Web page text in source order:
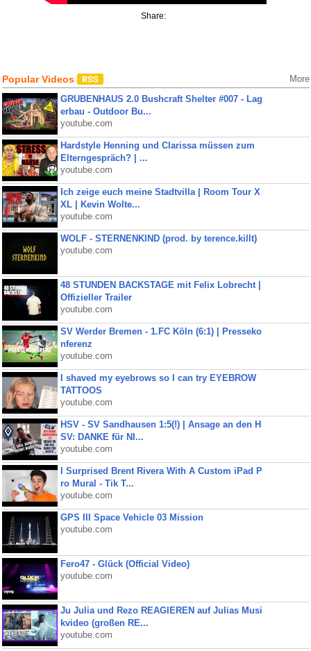
Share:
Popular Videos More
GRUBENHAUS 2.0 Bushcraft Shelter #007 - Lag
erbau - Outdoor Bu...
youtube.com
Hardstyle Henning und Clarissa müssen zum
Elterngespräch? | ...
youtube.com
Ich zeige euch meine Stadtvilla | Room Tour X
XL | Kevin Wolte...
youtube.com
WOLF - STERNENKIND (prod. by terence.killt)
youtube.com
48 STUNDEN BACKSTAGE mit Felix Lobrecht |
Offizieller Trailer
youtube.com
SV Werder Bremen - 1.FC Köln (6:1) | Presseko
nferenz
youtube.com
I shaved my eyebrows so I can try EYEBROW
TATTOOS
youtube.com
HSV - SV Sandhausen 1:5(!) | Ansage an den H
SV: DANKE für NI...
youtube.com
I Surprised Brent Rivera With A Custom iPad P
ro Mural - Tik T...
youtube.com
GPS III Space Vehicle 03 Mission
youtube.com
Fero47 - Glück (Official Video)
youtube.com
Ju Julia und Rezo REAGIEREN auf Julias Musi
kvideo (großen RE...
youtube.com